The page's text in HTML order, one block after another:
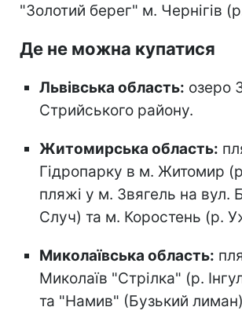
"Золотий берег" м. Чернігів
Де не можна купатися
Львівська область: озеро
Стрийського району.
Житомирська область:
Гідропарку в м. Житомир
пляжі у м. Звягель на вул.
Случ) та м. Коростень (р.
Миколаївська область:
Миколаїв "Стрілка" (р.
та "Намив" (Бузький